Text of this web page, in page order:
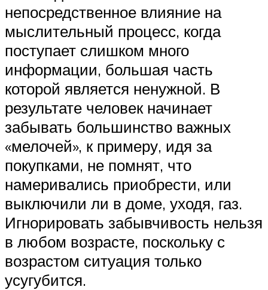
непосредственное влияние на
мыслительный процесс, когда
поступает слишком много
информации, большая часть
которой является ненужной. В
результате человек начинает
забывать большинство важных
«мелочей», к примеру, идя за
покупками, не помнят, что
намеривались приобрести, или
выключили ли в доме, уходя, газ.
Игнорировать забывчивость нельзя
в любом возрасте, поскольку с
возрастом ситуация только
усугубится.